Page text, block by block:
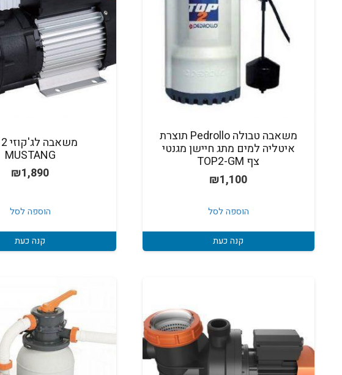
משאבה טבולה Pedrollo תוצרת
איטליה למים מתג חיישן מגנטי
צף TOP2-GM
₪1,100
הוספה לסל
קנה כעת
MUSTANG
₪1,890
הוספה לסל
קנה כעת